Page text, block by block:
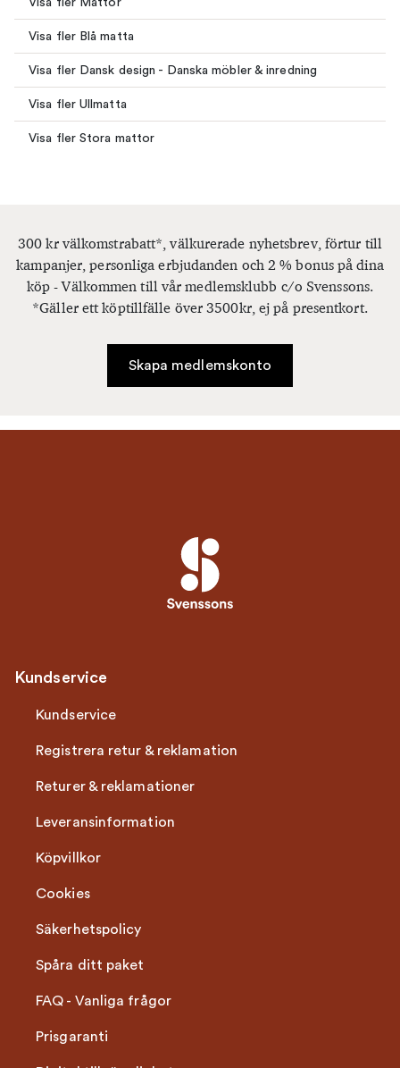
Visa fler Blå matta
Visa fler Dansk design - Danska möbler & inredning
Visa fler Ullmatta
Visa fler Stora mattor
300 kr välkomstrabatt*, välkurerade nyhetsbrev, förtur till
kampanjer, personliga erbjudanden och 2 % bonus på dina
köp - Välkommen till vår medlemsklubb c/o Svenssons.
*Gäller ett köptillfälle över 3500kr, ej på presentkort.
Skapa medlemskonto
Kundservice
Kundservice
Registrera retur & reklamation
Returer & reklamationer
Leveransinformation
Köpvillkor
Cookies
Säkerhetspolicy
Spåra ditt paket
FAQ - Vanliga frågor
Prisgaranti